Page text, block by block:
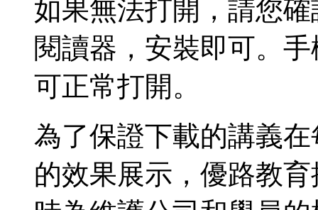
如果無法打開，請您
閱讀器，安裝即可。
可正常打開。
為了保證下載的講義
的效果展示，優路教